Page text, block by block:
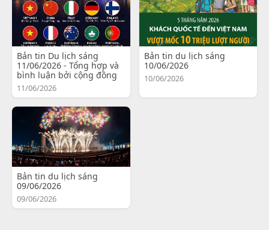
Bản tin Du lịch sáng
11/06/2026 - Tổng hợp và
bình luận bởi cộng đồng
11/06/2026
Bản tin du lịch sáng
10/06/2026
10/06/2026
Bản tin du lịch sáng
09/06/2026
09/06/2026